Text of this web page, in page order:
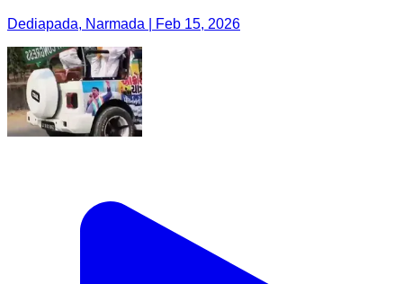
Dediapada, Narmada | Feb 15, 2026